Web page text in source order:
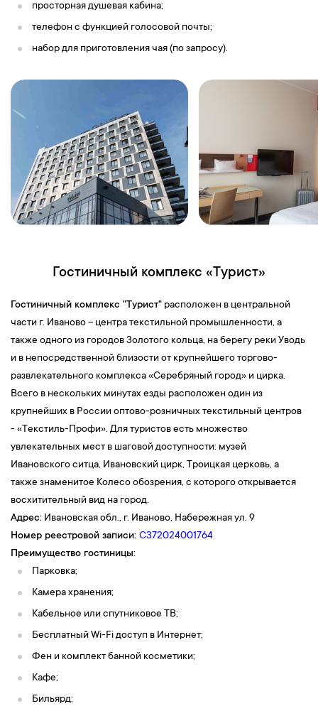
просторная душевая кабина;
телефон с функцией голосовой почты;
набор для приготовления чая (по запросу).
Гостиничный комплекс «Турист»
Гостиничный комплекс "Турист" расположен в центральной
части г. Иваново – центра текстильной промышленности, а
также одного из городов Золотого кольца, на берегу реки Уводь
и в непосредственной близости от крупнейшего торгово-
развлекательного комплекса «Серебряный город» и цирка.
Всего в нескольких минутах езды расположен один из
крупнейших в России оптово-розничных текстильный центров
- «Текстиль-Профи». Для туристов есть множество
увлекательных мест в шаговой доступности: музей
Ивановского ситца, Ивановский цирк, Троицкая церковь, а
также знаменитое Колесо обозрения, с которого открывается
восхитительный вид на город.
Адрес: Ивановская обл., г. Иваново, Набережная ул. 9
Номер реестровой записи: С372024001764
Преимущество гостиницы:
Парковка;
Камера хранения;
Кабельное или спутниковое ТВ;
Бесплатный Wi-Fi доступ в Интернет;
Фен и комплект банной косметики;
Кафе;
Бильярд;